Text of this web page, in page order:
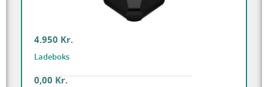
4.950 Kr.
Ladeboks
0,00 Kr.